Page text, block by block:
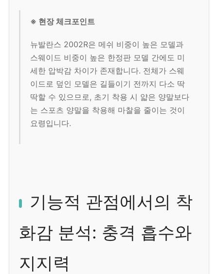
※ 현장 체크포인트
뉴발란스 2002R은 메쉬 비중이 높은 모델과
스웨이드 비중이 높은 한정판 모델 간에도 미
세한 압박감 차이가 존재합니다. 전체가 스웨
이드로 덮인 모델은 길들이기 전까지 다소 딱
딱할 수 있으므로, 초기 착용 시 얇은 양말보다
는 스포츠 양말을 착용해 마찰을 줄이는 것이
요령입니다.
기능적 관점에서의 착
화감 분석: 충격 흡수와
지지력